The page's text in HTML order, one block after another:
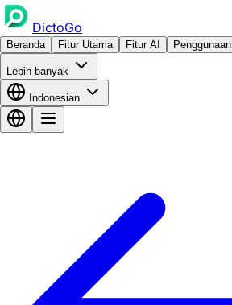
DictoGo
Beranda Fitur Utama Fitur AI Penggunaan
Lebih banyak
Indonesian